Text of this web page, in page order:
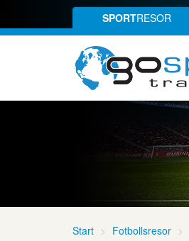
SPORTRESOR
Start Fotbollsresor